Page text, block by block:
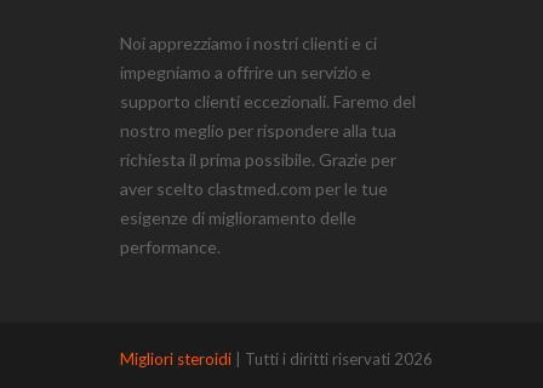
Noi apprezziamo i nostri clienti e ci
impegniamo a offrire un servizio e
supporto clienti eccezionali. Faremo del
nostro meglio per rispondere alla tua
richiesta il prima possibile. Grazie per
aver scelto clastmed.com per le tue
esigenze di miglioramento delle
performance.
Migliori steroidi | Tutti i diritti riservati 2026